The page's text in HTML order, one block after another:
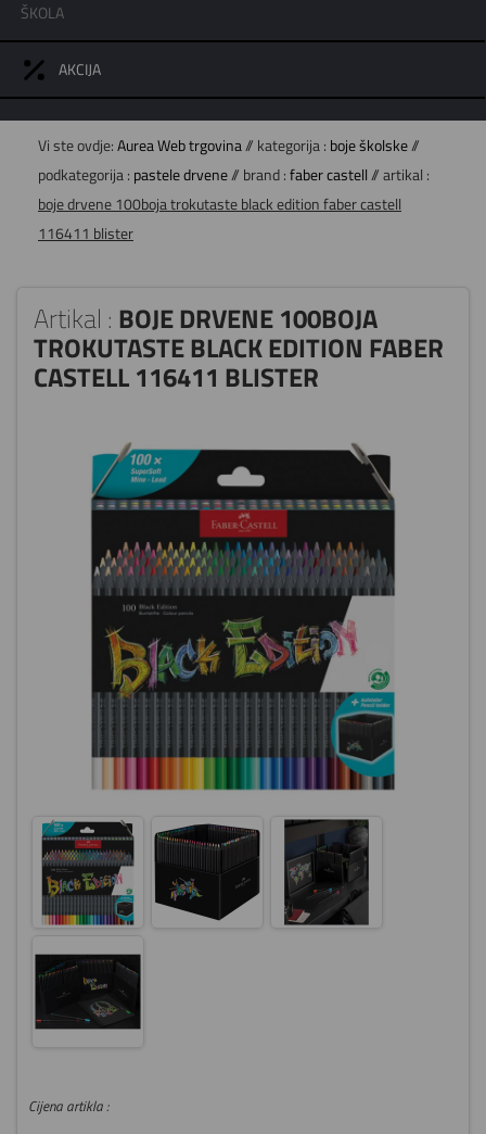
ŠKOLA
AKCIJA
Vi ste ovdje: Aurea Web trgovina// kategorija : boje školske//
podkategorija : pastele drvene// brand : faber castell // artikal :
boje drvene 100boja trokutaste black edition faber castell
116411 blister
Artikal : BOJE DRVENE 100BOJA
TROKUTASTE BLACK EDITION FABER
CASTELL 116411 BLISTER
Cijena artikla :